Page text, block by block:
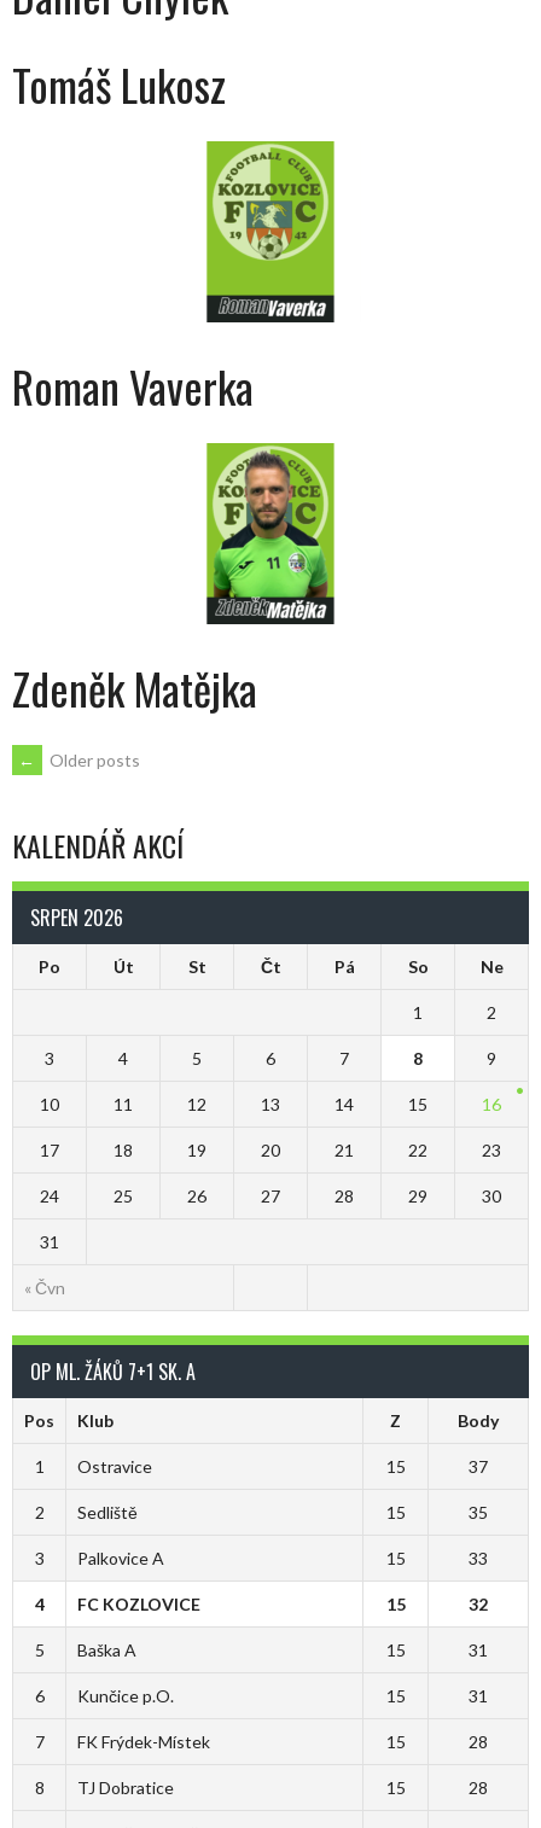
Tomáš Lukosz
Roman Vaverka
Zdeněk Matějka
POSTS
NAVIGATION
← Older posts
KALENDÁŘ AKCÍ
SRPEN 2026
Po Út St Čt Pá So Ne
« Čvn
1 2
3 4 5 6 7 8 9
10 11 12 13 14 15 16
17 18 19 20 21 22 23
24 25 26 27 28 29 30
31
OP ML. ŽÁKŮ 7+1 SK. A
Pos Klub Z Body
1 Ostravice 15 37
2 Sedliště 15 35
3 Palkovice A 15 33
4 FC KOZLOVICE 15 32
5 Baška A 15 31
6 Kunčice p.O. 15 31
7 FK Frýdek-Místek 15 28
8 TJ Dobratice 15 28